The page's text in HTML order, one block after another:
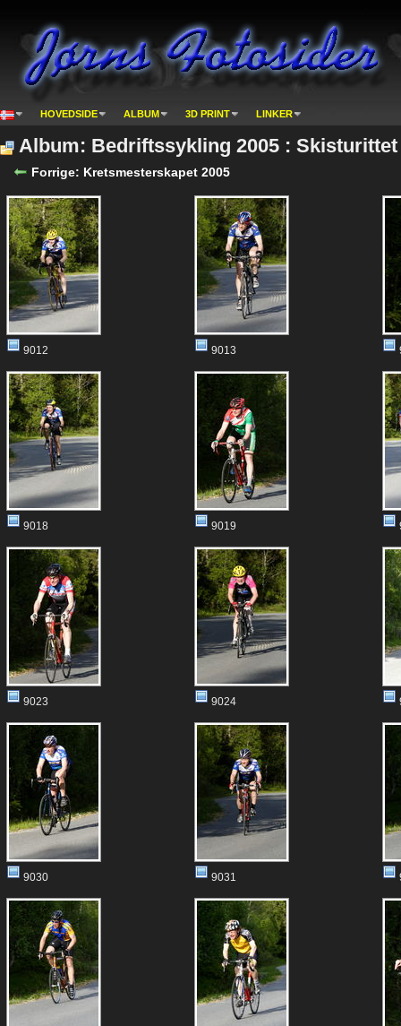
HOVEDSIDE ALBUM 3D PRINT LINKER
Album: Bedriftssykling 2005 :
Forrige: Kretsmesterskapet 2005
9012 9013
9018 9019
9023 9024
9030 9031